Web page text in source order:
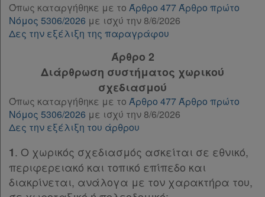
Άρθρο 41
Άρθρο 42
Άρθρο 43
Παρ.1
Παρ.3
Άρθρο 45
Άρθρο 46 [-]
Παρ.1
Παρ.2
Παρ.3
Παρ.4
Όπως καταργήθηκε με το Άρθρο 477 Άρθρο πρώτο
Νόμος 5306/2026 με ισχύ την 8/6/2026
Δες την εξέλιξη της παραγράφου
Άρθρο 2
Διάρθρωση συστήματος χωρικού
σχεδιασμού
Όπως καταργήθηκε με το Άρθρο 477 Άρθρο πρώτο
Νόμος 5306/2026 με ισχύ την 8/6/2026
Δες την εξέλιξη του άρθρου
1. Ο χωρικός σχεδιασμός ασκείται σε εθνικό,
περιφερειακό και τοπικό επίπεδο και
διακρίνεται, ανάλογα με τον χαρακτήρα του,